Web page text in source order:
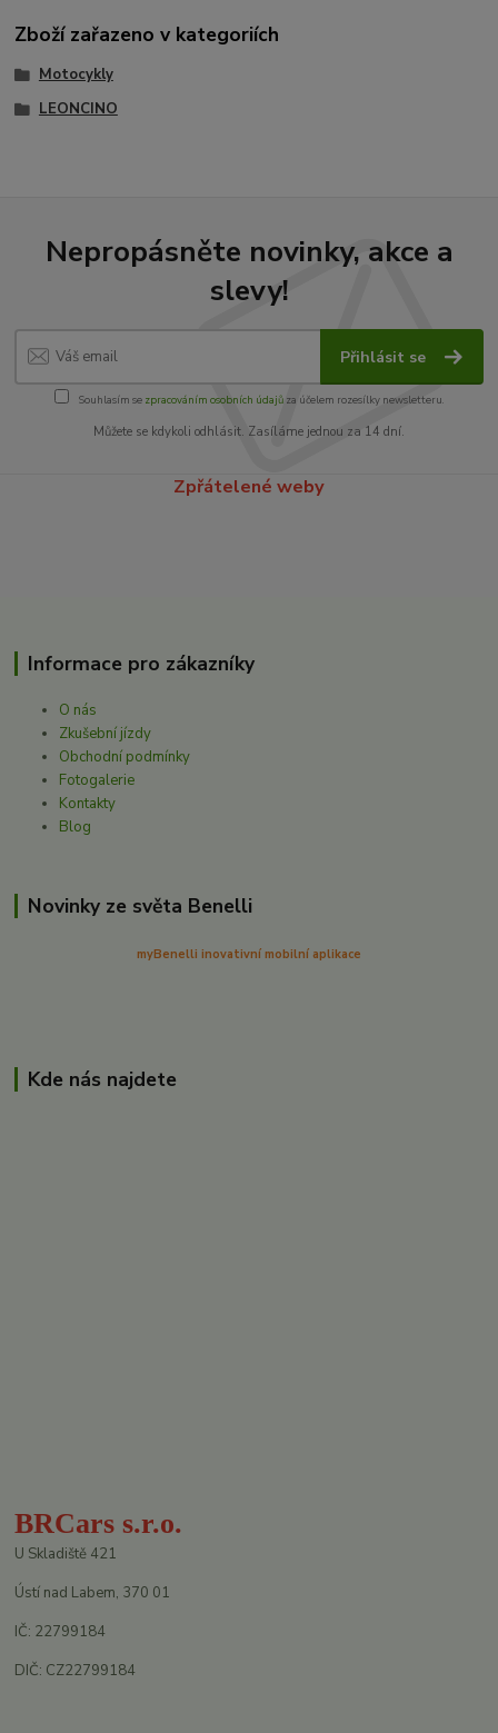
Zboží zařazeno v kategoriích
Motocykly
LEONCINO
Nepropásněte novinky, akce a
slevy!
Přihlásit se
Souhlasím se zpracováním osobních údajůza účelem rozesílky newsletteru.
Můžete se kdykoli odhlásit. Zasíláme jednou za 14 dní.
Zpřátelené weby
Informace pro zákazníky
O nás
Zkušební jízdy
Obchodní podmínky
Fotogalerie
Kontakty
Blog
Novinky ze světa Benelli
myBenelli inovativní mobilní aplikace
Kde nás najdete
BRCars s.r.o.
U Skladiště 421
Ústí nad Labem, 370 01
IČ: 22799184
DIČ: CZ22799184